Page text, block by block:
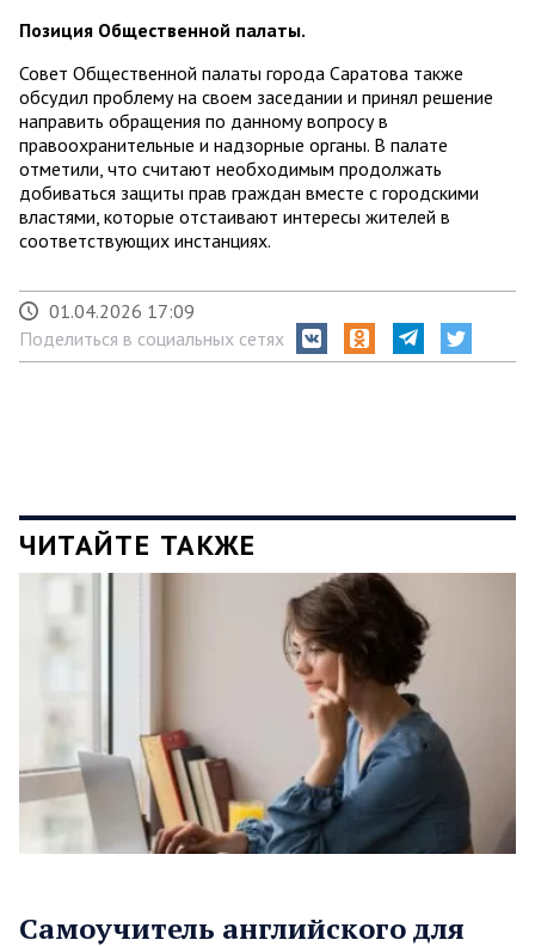
Позиция Общественной палаты.
Совет Общественной палаты города Саратова также
обсудил проблему на своем заседании и принял решение
направить обращения по данному вопросу в
правоохранительные и надзорные органы. В палате
отметили, что считают необходимым продолжать
добиваться защиты прав граждан вместе с городскими
властями, которые отстаивают интересы жителей в
соответствующих инстанциях.
01.04.2026 17:09
Поделиться в социальных сетях
ЧИТАЙТЕ ТАКЖЕ
Самоучитель английского для